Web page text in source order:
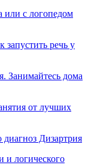
или с логопедом
запустить речь у
Занимайтесь дома
от лучших
Дизартрия
и логического